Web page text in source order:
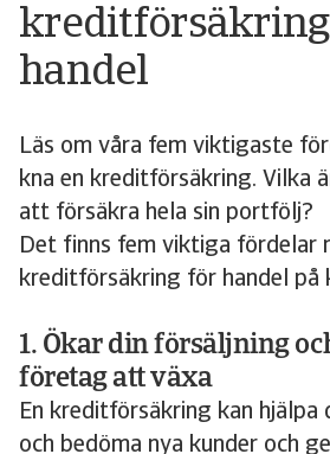
handel
Läs om våra fem viktigaste
kna en kreditförsäkring. Vilka
att försäkra hela sin portfölj?
Det finns fem viktiga fördelar
kreditförsäkring för handel på
1. Ökar din försäljning
företag att växa
En kreditförsäkring kan
och bedöma nya kunder och